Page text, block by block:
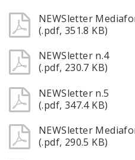
NEWSletter
(.pdf, 351.8 KB)
NEWSletter n.4
(.pdf, 230.7 KB)
NEWSletter n.5
(.pdf, 347.4 KB)
NEWSletter
(.pdf, 290.5 KB)